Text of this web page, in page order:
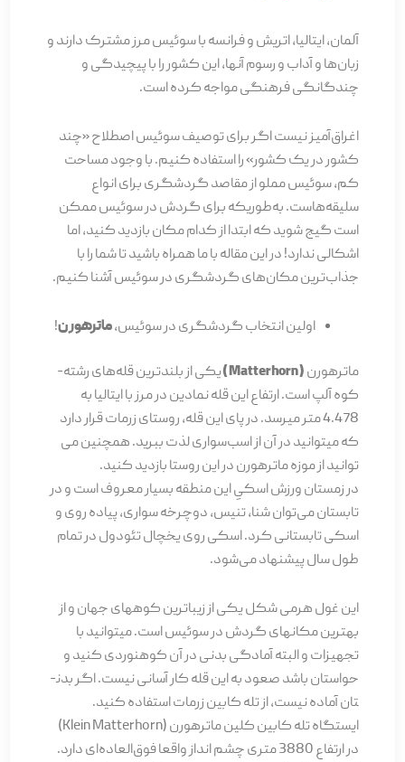
آلمان، ایتالیا، اتریش و فرانسه با سوئیس مرز مشترک دارند و
زبان‌ها و آداب و رسوم آنها، این کشور را با پیچیدگی و
چندگانگی فرهنگی مواجه کرده است.
اغراق‌آمیز نیست اگر برای توصیف سوئیس اصطلاح «چند
کشور در یک کشور» را استفاده کنیم. با وجود مساحت
کم، سوئیس مملو از مقاصد گردشگری برای انواع
سلیقه‌‌هاست. به‌طوریکه برای گردش در سوئیس ممکن
است گیج شوید که ابتدا از کدام مکان بازدید کنید، اما
اشکالی ندارد! در این مقاله با ما همراه باشید تا شما را با
جذاب‌ترین مکان‌­های گردشگری در سوئیس آشنا کنیم.
اولین انتخاب گردشگری در سوئیس،ماترهورن!
ماترهورن(
Matterhorn
)
یکی از بلندترین قله­‌های رشته­
کوه آلپ است. ارتفاع این قله نمادین در مرز با ایتالیا به
4.478 متر می­رسد. در پای این قله، روستای زرمات قرار دارد
که می­توانید در آن از اسب‌سواری لذت ببرید. همچنین می­‌
توانید از موزه ماترهورن در این روستا بازدید کنید.
در زمستان ورزش اسکیِ این منطقه بسیار معروف است و در
تابستان می‌­توان شنا، تنیس، دوچرخه سواری، پیاده روی و
اسکی تابستانی کرد. اسکی روی یخچال تئودول در تمام
طول سال پیشنهاد می­‌شود.
این غول هرمی شکل یکی از زیباترین کوه­های جهان و از
بهترین مکان­های گردش در سوئیس است. می­توانید با
تجهیزات و البته آمادگی بدنی در آن کوهنوردی کنید و
حواستان باشد صعود به این قله کار آسانی نیست. اگر بدن­
تان آماده نیست، از تله کابین زرمات استفاده کنید.
ایستگاه تله کابین کلین ماترهورن (Klein Matterhorn)
در ارتفاع 3880 متری چشم انداز واقعا فوق‌العاده­‌ای دارد.